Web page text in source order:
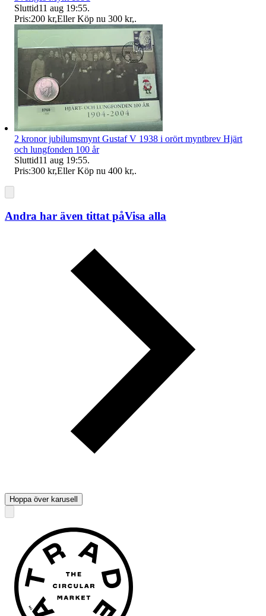
Sluttid11 aug 19:55.
Pris:200 kr,Eller Köp nu 300 kr,.
2 kronor jubilumsmynt Gustaf V 1938 i orört myntbrev Hjärt
och lungfonden 100 år
Sluttid11 aug 19:55.
Pris:300 kr,Eller Köp nu 400 kr,.
Andra har även tittat påVisa alla
Hoppa över karusell